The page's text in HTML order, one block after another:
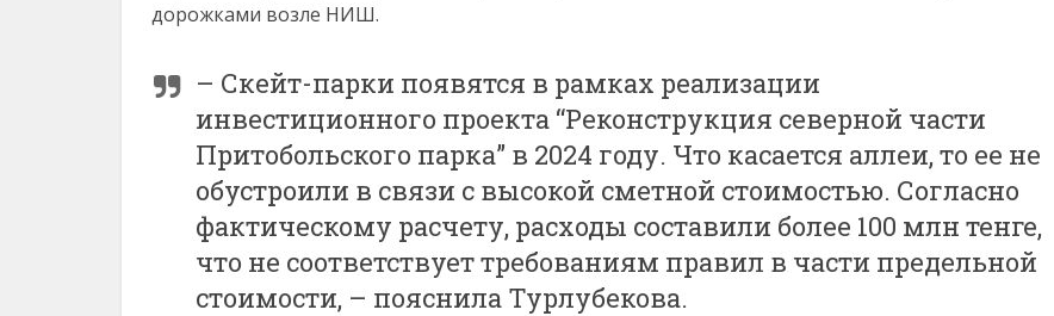
дорожками возле НИШ.
– Скейт-парки появятся в рамках реализации
инвестиционного проекта “Реконструкция северной части
Притобольского парка” в 2024 году. Что касается аллеи, то ее не
обустроили в связи с высокой сметной стоимостью. Согласно
фактическому расчету, расходы составили более 100 млн тенге,
что не соответствует требованиям правил в части предельной
стоимости, – пояснила Турлубекова.